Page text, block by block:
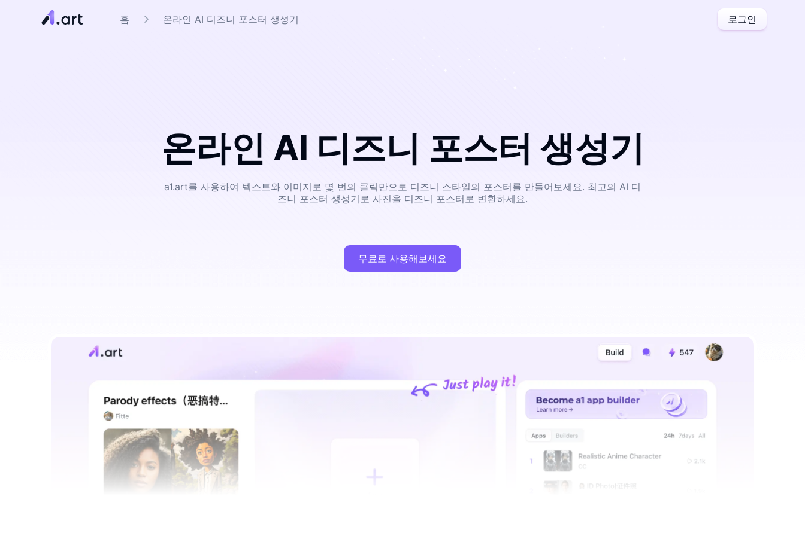
로그인
홈 온라인 AI 디즈니 포스터 생성기
온라인 AI 디즈니 포스터 생성기
a1.art를 사용하여 텍스트와 이미지로 몇 번의 클릭만으로 디즈니 스타일의 포스터를 만들어보세요. 최고의 AI 디
즈니 포스터 생성기로 사진을 디즈니 포스터로 변환하세요.
무료로 사용해보세요